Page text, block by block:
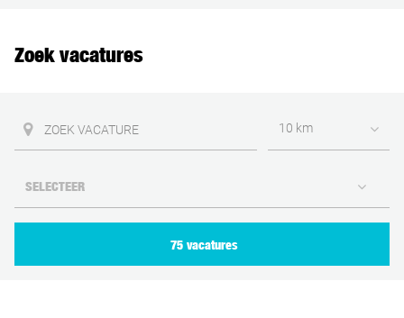
Zoek vacatures
10 km
75 vacatures